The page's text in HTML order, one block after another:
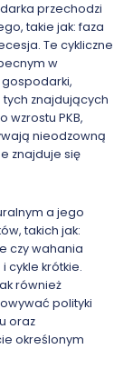
przechodzi
takie jak: faza
Te cykliczne
w
gospodarki,
tych znajdujących
wzrostu PKB,
nieodzowną
znajduje się
a jego
takich jak:
czy wahania
cykle krótkie.
również
polityki
oraz
określonym